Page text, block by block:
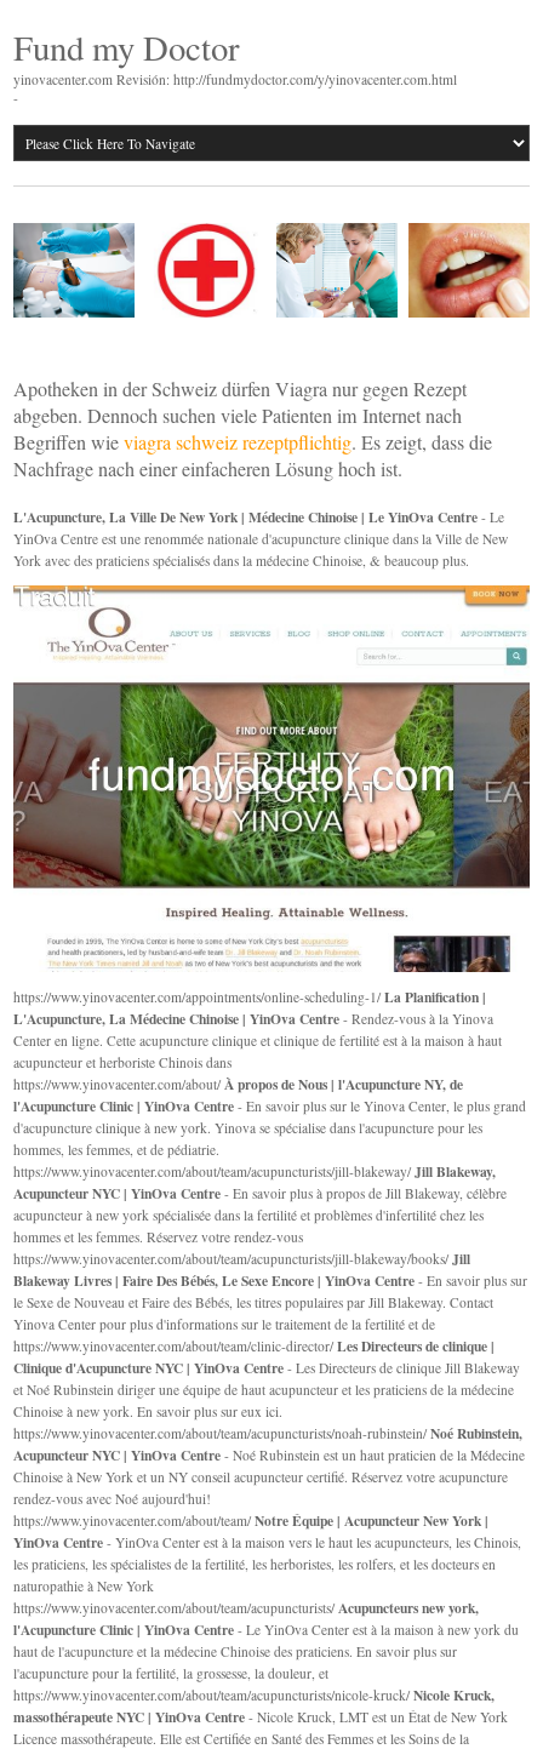
Fund my Doctor
yinovacenter.com Revisión: http://fundmydoctor.com/y/yinovacenter.com.html
-
Apotheken in der Schweiz dürfen Viagra nur gegen Rezept
abgeben. Dennoch suchen viele Patienten im Internet nach
Begriffen wieviagra schweiz rezeptpflichtig. Es zeigt, dass die
Nachfrage nach einer einfacheren Lösung hoch ist.
L'Acupuncture, La Ville De New York | Médecine Chinoise | Le YinOva Centre - Le
YinOva Centre est une renommée nationale d'acupuncture clinique dans la Ville de New
York avec des praticiens spécialisés dans la médecine Chinoise, & beaucoup plus.
https://www.yinovacenter.com/appointments/online-scheduling-1/La Planification |
L'Acupuncture, La Médecine Chinoise | YinOva Centre - Rendez-vous à la Yinova
Center en ligne. Cette acupuncture clinique et clinique de fertilité est à la maison à haut
acupuncteur et herboriste Chinois dans
https://www.yinovacenter.com/about/ À propos de Nous | l'Acupuncture NY, de
l'Acupuncture Clinic | YinOva Centre - En savoir plus sur le Yinova Center, le plus grand
d'acupuncture clinique à new york. Yinova se spécialise dans l'acupuncture pour les
hommes, les femmes, et de pédiatrie.
https://www.yinovacenter.com/about/team/acupuncturists/jill-blakeway/Jill Blakeway,
Acupuncteur NYC | YinOva Centre - En savoir plus à propos de Jill Blakeway, célèbre
acupuncteur à new york spécialisée dans la fertilité et problèmes d'infertilité chez les
hommes et les femmes. Réservez votre rendez-vous
https://www.yinovacenter.com/about/team/acupuncturists/jill-blakeway/books/Jill
Blakeway Livres | Faire Des Bébés, Le Sexe Encore | YinOva Centre - En savoir plus sur
le Sexe de Nouveau et Faire des Bébés, les titres populaires par Jill Blakeway. Contact
Yinova Center pour plus d'informations sur le traitement de la fertilité et de
https://www.yinovacenter.com/about/team/clinic-director/Les Directeurs de clinique |
Clinique d'Acupuncture NYC | YinOva Centre - Les Directeurs de clinique Jill Blakeway
et Noé Rubinstein diriger une équipe de haut acupuncteur et les praticiens de la médecine
Chinoise à new york. En savoir plus sur eux ici.
https://www.yinovacenter.com/about/team/acupuncturists/noah-rubinstein/Noé Rubinstein,
Acupuncteur NYC | YinOva Centre - Noé Rubinstein est un haut praticien de la Médecine
Chinoise à New York et un NY conseil acupuncteur certifié. Réservez votre acupuncture
rendez-vous avec Noé aujourd'hui!
https://www.yinovacenter.com/about/team/Notre Équipe | Acupuncteur New York |
YinOva Centre - YinOva Center est à la maison vers le haut les acupuncteurs, les Chinois,
les praticiens, les spécialistes de la fertilité, les herboristes, les rolfers, et les docteurs en
naturopathie à New York
https://www.yinovacenter.com/about/team/acupuncturists/ Acupuncteurs new york,
l'Acupuncture Clinic | YinOva Centre - Le YinOva Center est à la maison à new york du
haut de l'acupuncture et la médecine Chinoise des praticiens. En savoir plus sur
l'acupuncture pour la fertilité, la grossesse, la douleur, et
https://www.yinovacenter.com/about/team/acupuncturists/nicole-kruck/Nicole Kruck,
massothérapeute NYC | YinOva Centre - Nicole Kruck, LMT est un État de New York
Licence massothérapeute. Elle est Certifiée en Santé des Femmes et les Soins de la